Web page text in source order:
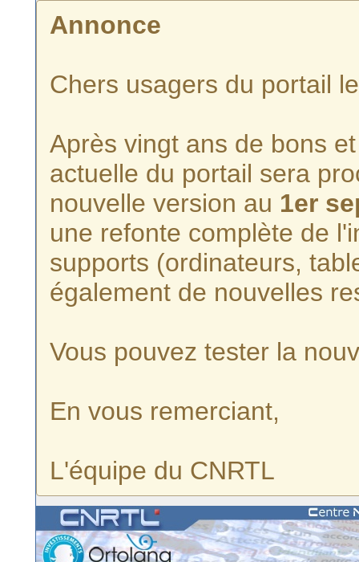
Annonce
Chers usagers du portail
Après vingt ans de bons
actuelle du portail sera
nouvelle version au 1er
une refonte complète de
supports (ordinateurs,
également de nouvelles
Vous pouvez tester la
En vous remerciant,
L'équipe du CNRTL